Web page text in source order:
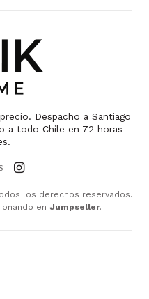
Despacho a Santiago
a todo Chile en 72 horas
los derechos reservados.
en Jumpseller.